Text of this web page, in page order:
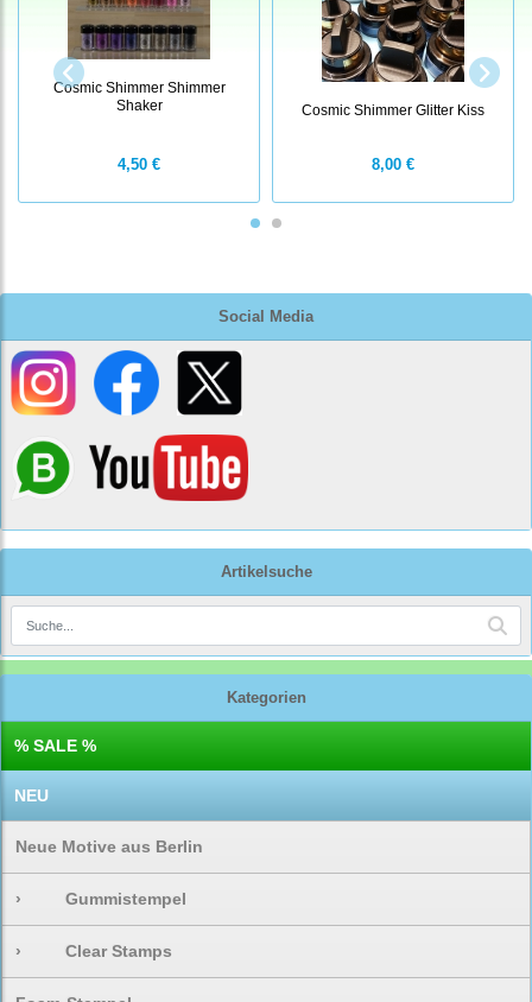
Social Media
Artikelsuche
Kategorien
% SALE %
NEU
Neue Motive aus Berlin
› Gummistempel
› Clear Stamps
Cosmic Shimmer Shimmer
Shaker
4,50 €
Cosmic Shimmer Glitter Kiss
8,00 €